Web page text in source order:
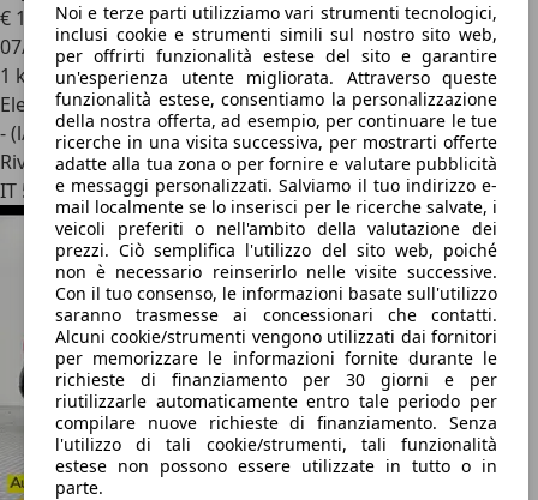
Noi e terze parti utilizziamo vari strumenti tecnologici,
inclusi cookie e strumenti simili sul nostro sito web,
per offrirti funzionalità estese del sito e garantire
un'esperienza utente migliorata. Attraverso queste
funzionalità estese, consentiamo la personalizzazione
della nostra offerta, ad esempio, per continuare le tue
ricerche in una visita successiva, per mostrarti offerte
adatte alla tua zona o per fornire e valutare pubblicità
e messaggi personalizzati. Salviamo il tuo indirizzo e-
mail localmente se lo inserisci per le ricerche salvate, i
veicoli preferiti o nell'ambito della valutazione dei
prezzi. Ciò semplifica l'utilizzo del sito web, poiché
non è necessario reinserirlo nelle visite successive.
Con il tuo consenso, le informazioni basate sull'utilizzo
saranno trasmesse ai concessionari che contatti.
Alcuni cookie/strumenti vengono utilizzati dai fornitori
per memorizzare le informazioni fornite durante le
richieste di finanziamento per 30 giorni e per
riutilizzarle automaticamente entro tale periodo per
compilare nuove richieste di finanziamento. Senza
l'utilizzo di tali cookie/strumenti, tali funzionalità
estese non possono essere utilizzate in tutto o in
parte.
€ 14.980
07/2026
1 km
Elettrica/Benzina
- (l/100 km)
Rivenditore
IT 56121